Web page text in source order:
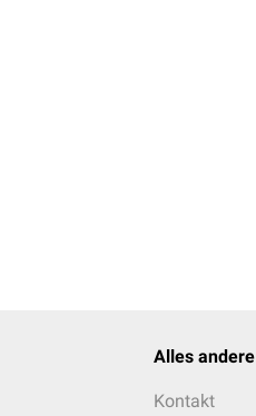
Alles andere
Kontakt